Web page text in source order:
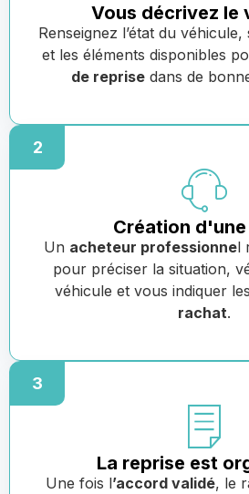
Vous décrivez le
Renseignez l’état du
et les éléments disponibles
de reprisedans de
2
Création
Un acheteur professionnel
pour préciser la situation,
véhicule et vous indiquer les
rachat.
3
La reprise est
Une fois l’accord validé, le